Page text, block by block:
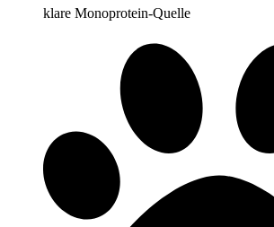
klare Monoprotein-Quelle